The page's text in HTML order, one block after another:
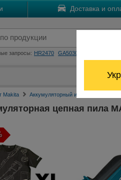
Доставка и
запросы: HR2470 GA5030
Makita Аккумуляторный инструмент Макита
цепная пила